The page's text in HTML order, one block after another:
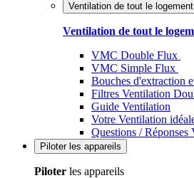
Ventilation de tout le logement
Ventilation de tout le
VMC Double Flux
VMC Simple Flux
Bouches d'extraction
Filtres Ventilation
Guide Ventilation
Votre Ventilation
Questions / Réponses
Piloter les appareils
Piloter les appareils